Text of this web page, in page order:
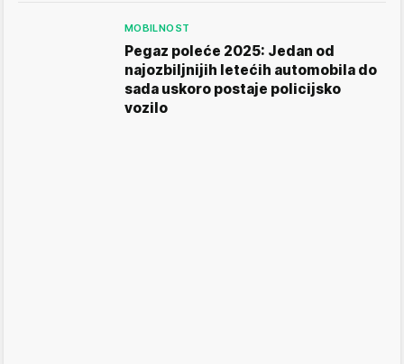
MOBILNOST
Pegaz poleće 2025: Jedan od
najozbiljnijih letećih automobila do
sada uskoro postaje policijsko
vozilo